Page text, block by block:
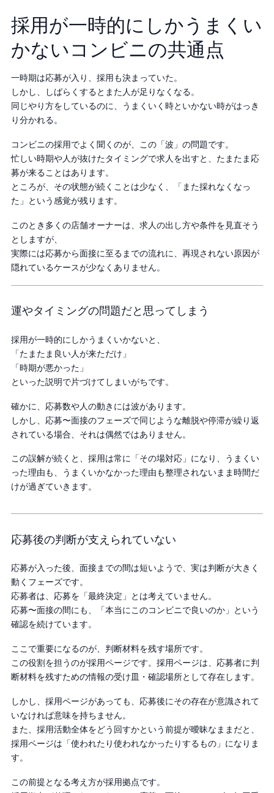
採用が一時的にしかうまくい
かないコンビニの共通点
一時期は応募が入り、採用も決まっていた。
しかし、しばらくするとまた人が足りなくなる。
同じやり方をしているのに、うまくいく時といかない時がはっき
り分かれる。
コンビニの採用でよく聞くのが、この「波」の問題です。
忙しい時期や人が抜けたタイミングで求人を出すと、たまたま応
募が来ることはあります。
ところが、その状態が続くことは少なく、「また採れなくなっ
た」という感覚が残ります。
このとき多くの店舗オーナーは、求人の出し方や条件を見直そう
としますが、
実際には応募から面接に至るまでの流れに、再現されない原因が
隠れているケースが少なくありません。
運やタイミングの問題だと思ってしまう
採用が一時的にしかうまくいかないと、
「たまたま良い人が来ただけ」
「時期が悪かった」
といった説明で片づけてしまいがちです。
確かに、応募数や人の動きには波があります。
しかし、応募〜面接のフェーズで同じような離脱や停滞が繰り返
されている場合、それは偶然ではありません。
この誤解が続くと、採用は常に「その場対応」になり、うまくい
った理由も、うまくいかなかった理由も整理されないまま時間だ
けが過ぎていきます。
応募後の判断が支えられていない
応募が入った後、面接までの間は短いようで、実は判断が大きく
動くフェーズです。
応募者は、応募を「最終決定」とは考えていません。
応募〜面接の間にも、「本当にこのコンビニで良いのか」という
確認を続けています。
ここで重要になるのが、判断材料を残す場所です。
この役割を担うのが採用ページです。採用ページは、応募者に判
断材料を残すための情報の受け皿・確認場所として存在します。
しかし、採用ページがあっても、応募後にその存在が意識されて
いなければ意味を持ちません。
また、採用活動全体をどう回すかという前提が曖昧なままだと、
採用ページは「使われたり使われなかったりするもの」になりま
す。
この前提となる考え方が採用拠点です。